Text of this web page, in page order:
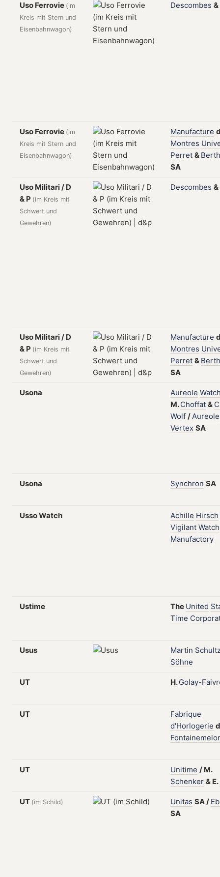
Uso Ferrovie (im
Kreis mit Stern und
Eisenbahnwagon)
Descombes &
Uso Ferrovie (im
Kreis mit Stern und
Eisenbahnwagon)
Manufacture
Montres
Perret &
SA
Uso Militari / D
& P (im Kreis mit
Schwert und
Gewehren)
Descombes &
Uso Militari / D
& P (im Kreis mit
Schwert und
Gewehren)
Manufacture
Montres
Perret &
SA
Usona Aureole
M.Choffat &
Wolf /Aureole
Vertex SA
Usona Synchron SA
Usso Watch Achille Hirsch
Vigilant Watch
Manufactory
Ustime The United
Time
Usus Martin
Söhne
UT H.Golay-
UT
Fabrique
d'Horlogerie
UT Unitime / M.
Schenker & E.
UT (im Schild) Unitas SA/
SA